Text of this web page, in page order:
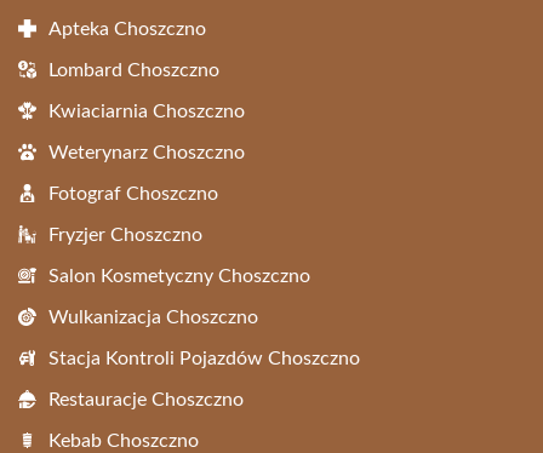
Apteka Choszczno
Lombard Choszczno
Kwiaciarnia Choszczno
Weterynarz Choszczno
Fotograf Choszczno
Fryzjer Choszczno
Salon Kosmetyczny Choszczno
Wulkanizacja Choszczno
Stacja Kontroli Pojazdów Choszczno
Restauracje Choszczno
Kebab Choszczno